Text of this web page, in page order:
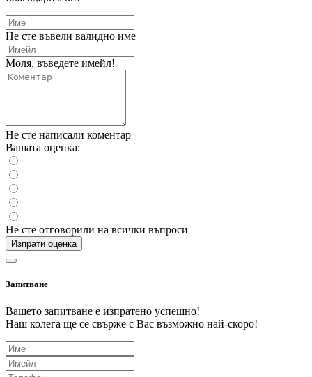
Не сте въвели валидно име
Моля, въведете имейл!
Не сте написали коментар
Вашата оценка:
Не сте отговорили на всички въпроси
Изпрати оценка
Запитване
Вашето запитване е изпратено успешно!
Наш колега ще се свърже с Вас възможно най-скоро!